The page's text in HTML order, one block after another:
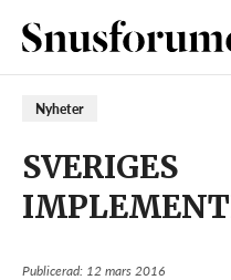
Nyheter
SVERIGES
Publicerad: 12 mars 2016